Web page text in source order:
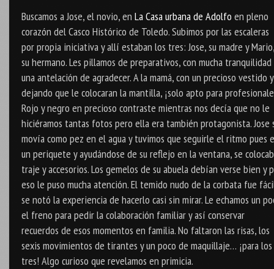
Buscamos a Jose, el novio, en La Casa urbana de Adolfo en pleno
corazón del Casco Histórico de Toledo. Subimos por las escaleras
por propia iniciativa y allí estaban los tres: Jose, su madre y Mario,
su hermano. Les pillamos de preparativos, con mucha tranquilidad
una antelación de agradecer. A la mamá, con un precioso vestido y
dejando que le colocaran la mantilla, ¡solo apto para
Rojo y negro en precioso contraste mientras nos decía que no le
hiciéramos tantas fotos pero ella era también protagonista. Jose
movía como pez en el agua y tuvimos que seguirle el ritmo pues
un periquete y ayudándose de su reflejo en la ventana, se
traje y accesorios. Los gemelos de su abuela debían verse bien y
eso le puso mucha atención. El temido nudo de la corbata fue
se notó la experiencia de hacerlo casi sin mirar. Le echamos un
el freno para pedir la colaboración familiar y así conservar
recuerdos de esos momentos en familia. No faltaron las risas, los
sexis movimientos de tirantes y un poco de maquillaje… ¡para los
tres! Algo curioso que revelamos en primicia.